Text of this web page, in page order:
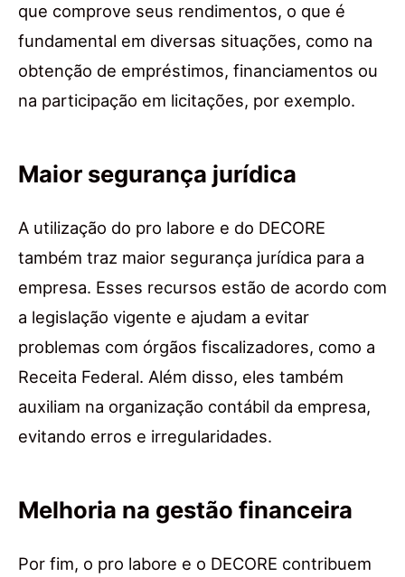
que comprove seus rendimentos, o que é
fundamental em diversas situações, como na
obtenção de empréstimos, financiamentos ou
na participação em licitações, por exemplo.
Maior segurança jurídica
A utilização do pro labore e do DECORE
também traz maior segurança jurídica para a
empresa. Esses recursos estão de acordo com
a legislação vigente e ajudam a evitar
problemas com órgãos fiscalizadores, como a
Receita Federal. Além disso, eles também
auxiliam na organização contábil da empresa,
evitando erros e irregularidades.
Melhoria na gestão financeira
Por fim, o pro labore e o DECORE contribuem